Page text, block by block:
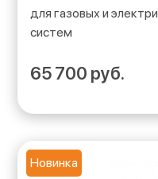
для газовых и
систем
65 700 руб.
Новинка